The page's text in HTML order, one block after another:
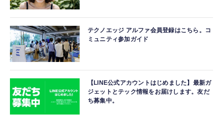
テクノエッジ アルファ会員登録はこちら。コ
ミュニティ参加ガイド
【LINE公式アカウントはじめました】最新ガ
ジェットとテック情報をお届けします。友だ
ち募集中。